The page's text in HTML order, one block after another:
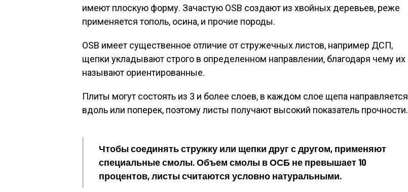
имеют плоскую форму. Зачастую OSB создают из хвойных деревьев, реже
применяется тополь, осина, и прочие породы.
OSB имеет существенное отличие от стружечных листов, например ДСП,
щепки укладывают строго в определенном направлении, благодаря чему их
называют ориентированные.
Плиты могут состоять из 3 и более слоев, в каждом слое щепа направляется
вдоль или поперек, поэтому листы получают высокий показатель прочности.
Чтобы соединять стружку или щепки друг с другом, применяют
специальные смолы. Объем смолы в ОСБ не превышает 10
процентов, листы считаются условно натуральными.